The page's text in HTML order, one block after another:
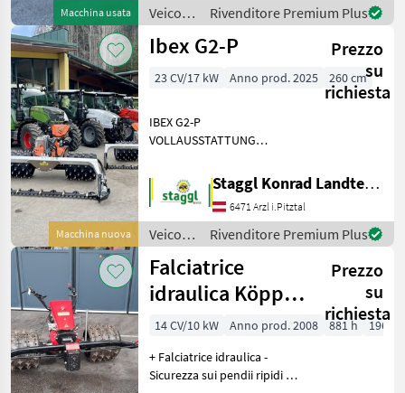
Macchina usata
LED-Scheinwerfer #
Beleuchtung Fu
Veicoli
agricoli
a
/ Ibex
Rivenditore Premium Plus
Macchina nuova
Ibex G2-P
Prezzo
su
richiesta
23 CV/17 kW Anno prod. 2025 260 cm
IBEX G2-P
VOLLAUSSTATTUNG
NEUMASCHINE -
VOLLAUSSTATTUNG - 23 PS
Vanguard Motor -
hydraulische
Achsverschiebung 350mm (
Verstellzeit ca. 7 sec.)
Staggl Konrad Landtechnik Oberland
6471 Arzl i.Pitztal
Veicoli
agricoli
a
motore
/ Ibex
Rivenditore Premium Plus
Falciatrice
idraulica Köppl
BT 14
Prezzo
su
richiesta
14 CV/10 kW Anno prod. 2008 881 h
196
+ Falciatrice idraulica -
Sicurezza sui pendii ripidi +